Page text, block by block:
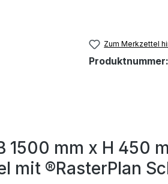
Zum Merkzettel
Produktnummer:
mm x H 450
mit ®RasterPlan